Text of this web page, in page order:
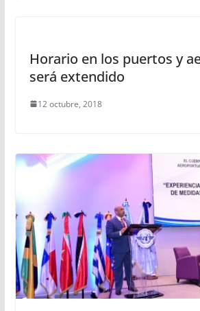
Horario en los puertos y
será extendido
12 octubre, 2018